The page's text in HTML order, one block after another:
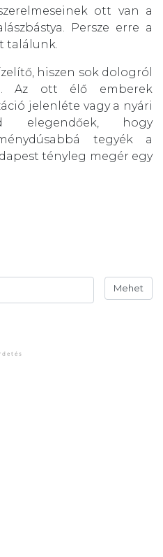
ott van a
Persze erre a
találunk.
hiszen sok dologról
Az ott élő emberek
jelenléte vagy a nyári
elegendőek, hogy
tegyék a
tényleg megér egy
Mehet